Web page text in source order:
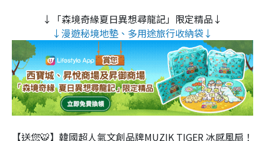
↓「森境奇緣夏日異想尋龍記」限定精品↓
↓漫遊秘境地墊、多用途旅行收納袋↓
【送您🐯】韓國超人氣文創品牌MUZIK TIGER 冰感風扇！